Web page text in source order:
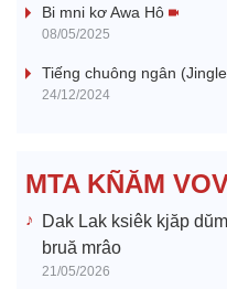
Bi mni kơ Awa Hô
08/05/2025
Tiếng chuông ngân
24/12/2024
MTA KÑĂM
Dak Lak ksiêk kjăp
bruă mrâo
21/05/2026